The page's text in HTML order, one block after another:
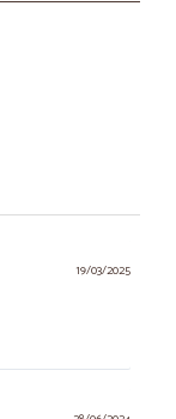
19/03/2025